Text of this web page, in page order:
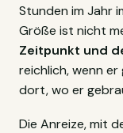
Stunden im Jahr
Größe ist nicht
Zeitpunkt und
reichlich, wenn
dort, wo er
Die Anreize, mit